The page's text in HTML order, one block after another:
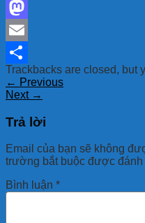
Facebook
Mastodon
Email
Share
Trackbacks are closed, but
← Previous
Next →
Trả lời
Email của bạn sẽ không
trường bắt buộc được đánh
Bình luận *